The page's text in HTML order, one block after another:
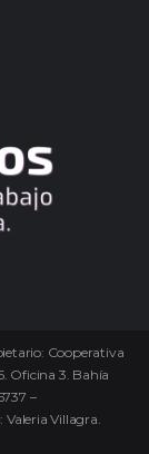
Cooperativa
Oficina 3. Bahía
–
Villagra.